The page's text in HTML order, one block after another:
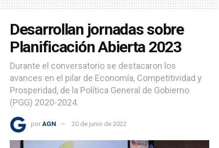
Desarrollan jornadas sobre
Planificación Abierta 2023
Durante el conversatorio se destacaron los
avances en el pilar de Economía, Competitividad y
Prosperidad, de la Política General de Gobierno
(PGG) 2020-2024.
por AGN 20 de junio de 2022